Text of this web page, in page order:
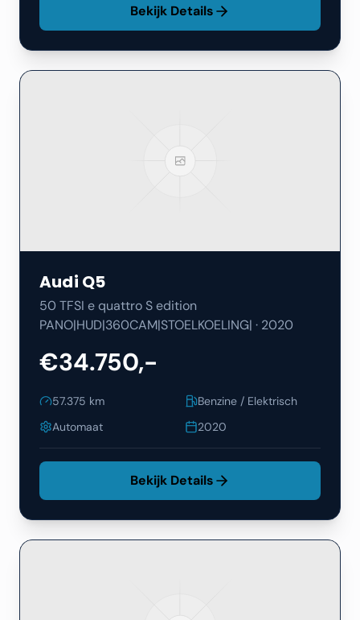
Bekijk Details
Audi Q5
50 TFSI e quattro S edition
PANO|HUD|360CAM|STOELKOELING| · 2020
€34.750,-
57.375 km
Benzine / Elektrisch
Automaat
2020
Bekijk Details